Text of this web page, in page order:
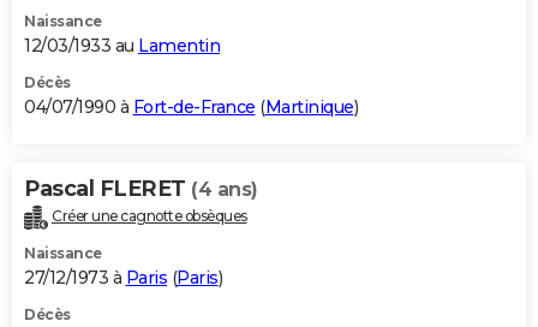
Naissance
12/03/1933 au Lamentin
Décès
04/07/1990 à Fort-de-France (Martinique)
Pascal FLERET (4 ans)
Créer une cagnotte obsèques
Naissance
27/12/1973 à Paris (Paris)
Décès